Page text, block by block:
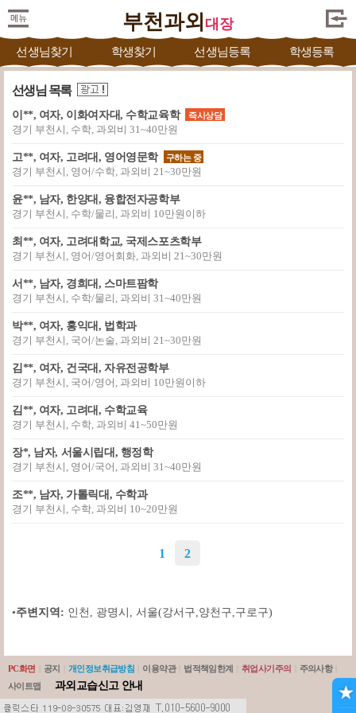
부천과외 대장
선생님찾기 학생찾기 선생님등록 학생등록
선생님 목록
이**, 여자, 이화여자대, 수학교육학 즉시상담
경기 부천시, 수학, 과외비 31~40만원
고**, 여자, 고려대, 영어영문학 구하는 중
경기 부천시, 영어/수학, 과외비 21~30만원
윤**, 남자, 한양대, 융합전자공학부
경기 부천시, 수학/물리, 과외비 10만원이하
최**, 여자, 고려대학교, 국제스포츠학부
경기 부천시, 영어/영어회화, 과외비 21~30만원
서**, 남자, 경희대, 스마트팜학
경기 부천시, 수학/물리, 과외비 31~40만원
박**, 여자, 홍익대, 법학과
경기 부천시, 국어/논술, 과외비 21~30만원
김**, 여자, 건국대, 자유전공학부
경기 부천시, 국어/영어, 과외비 10만원이하
김**, 여자, 고려대, 수학교육
경기 부천시, 수학, 과외비 41~50만원
장*, 남자, 서울시립대, 행정학
경기 부천시, 영어/국어, 과외비 31~40만원
조**, 남자, 가톨릭대, 수학과
경기 부천시, 수학, 과외비 10~20만원
1 2
•주변지역: 인천 , 광명시 , 서울(강서구,양천구,구로구)
PC화면 공지 개인정보취급방침 이용약관 법적책임한계 취업사기주의 주의사항
사이트맵
과외교습신고 안내